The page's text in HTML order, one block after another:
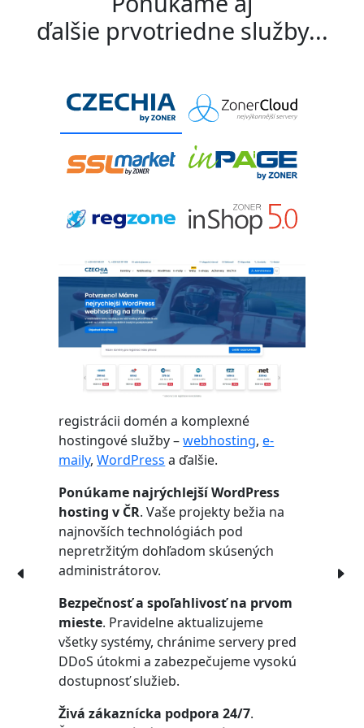
ďalšie prvotriedne služby...
registrácii domén a komplexné
hostingové služby –webhosting,e-
maily,WordPress a ďalšie.
Ponúkame najrýchlejší WordPress
hosting v ČR. Vaše projekty bežia na
najnovších technológiách pod
nepretržitým dohľadom skúsených
administrátorov.
Bezpečnosť a spoľahlivosť na prvom
mieste. Pravidelne aktualizujeme
všetky systémy, chránime servery pred
DDoS útokmi a zabezpečujeme vysokú
dostupnosť služieb.
Živá zákaznícka podpora 24/7.